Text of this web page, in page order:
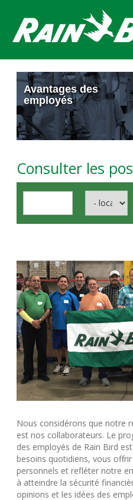
main
content
Sections
Avantages des
employés
Consulter les
Nous considérons que notre
est nos collaborateurs. Le
des employés de Rain Bird
besoins quotidiens, vous
personnels et refléter notre
à atteindre la sécurité
opinions et les idées des